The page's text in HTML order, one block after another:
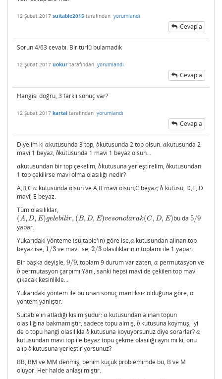
12 Şubat 2017 suitable2015 tarafından yorumlandı
Cevapla
Sorun 4/63 cevabı. Bir türlü bulamadık
12 Şubat 2017 uokur tarafından yorumlandı
Cevapla
Hangisi doğru, 3 farklı sonuç var?
12 Şubat 2017 kartal tarafından yorumlandı
Cevapla
Diyelim ki a
akutusunda 3 top,b
bkutusunda 2 top olsun. a
akutusunda 2
mavi 1 beyaz, b
bkutusunda 1 mavi 1 beyaz olsun...
a
akutusundan bir top çekelim,b
bkutusuna yerleştirelim, b
bkutusundan
1 top çekilirse mavi olma olasılığı nedir?
A,B,C a
a kutusunda olsun ve A,B mavi olsun,C beyaz;b
bkutusu, D,E, D
mavi, E beyaz.
Tüm olasılıklar,
(A, D, E)gelebilir, (B, D, E)vesonolarak(C, D, E)
(A,D,E) gelebilir,(B,D,E)veson olarak(C,D,E) bu da5/9
5/9
yapar.
Yukarıdaki yönteme (suitable'ın) göre ise,a
a kutusundan alınan top
beyaz ise, 1/3
1/3 ve mavi ise, 2/3
2/3 olasılıklarının toplamı ile 1 yapar.
Bir başka deyişle, 9/9
9/9 , toplam 9 durum var zaten, a
a permutasyon ve
b
bpermutasyon çarpımı.Yâni, sanki hepsi mavi de çekilen top mavi
çıkacak kesinlikle...
Yukarıdaki yöntem ile bulunan sonuç mantıksız olduğuna göre, o
yöntem yanlıştır.
Suitable'ın atladığı kısım şudur: a
a kutusundan alınan topun
olasılığına bakmamıştır, sadece topu almış, b
bkutusuna koymuş, iyi
de o topu hangi olasılıkla b
bkutusuna koyuyorsunuz diye sorarlar?a
a
kutusundan mavi top ile beyaz topu çekme olasılığı aynı mı ki, onu
alıp b
bkutusuna yerleştiriyorsunuz?
BB, BM ve MM denmiş, benim küçük problemimde bu, B ve M
oluyor. Her halde anlaşılmıştır.